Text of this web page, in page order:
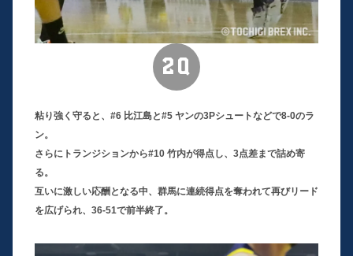
2Q
粘り強く守ると、#6 比江島と#5 ヤンの3Pシュートなどで8-0のラ
ン。
さらにトランジションから#10 竹内が得点し、3点差まで詰め寄
る。
互いに激しい応酬となる中、群馬に連続得点を奪われて再びリード
を広げられ、36-51で前半終了。